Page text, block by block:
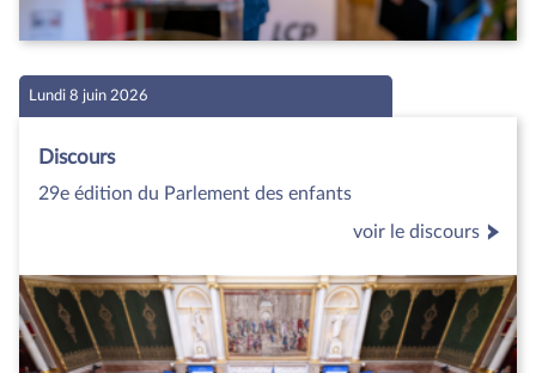
Lundi 8 juin 2026
Discours
29e édition du Parlement des enfants
voir le discours